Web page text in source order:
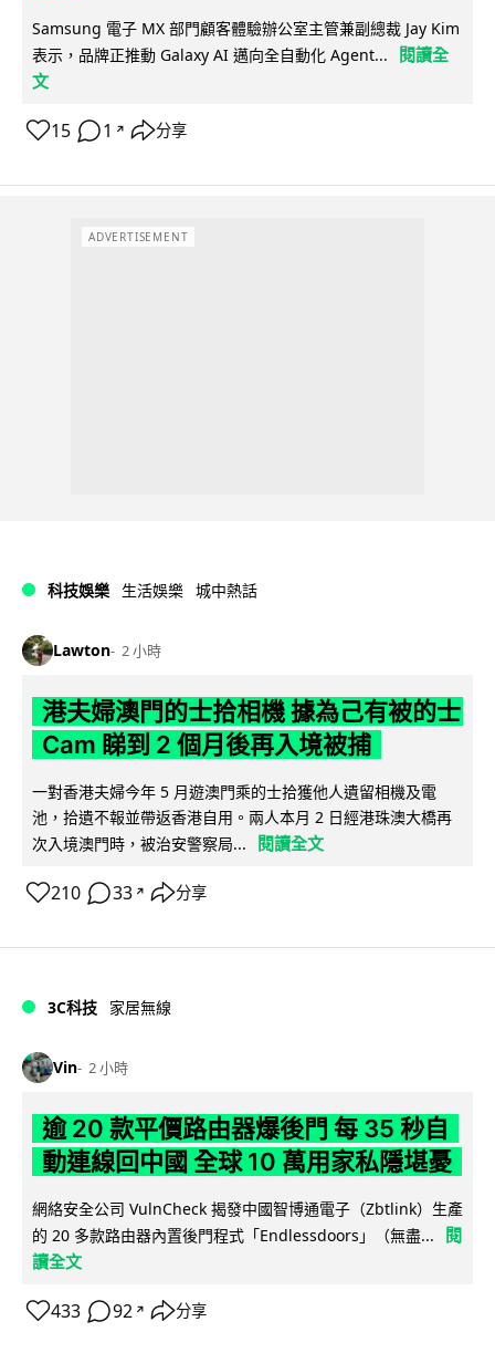
Samsung 電子 MX 部門顧客體驗辦公室主管兼副總裁 Jay Kim
表示，品牌正推動 Galaxy AI 邁向全自動化 Agent...
閱讀全
文
15 1 ↗ 分享
ADVERTISEMENT
科技娛樂 生活娛樂 城中熱話
Lawton 2 小時
港夫婦澳門的士拾相機 據為己有被的士
Cam 睇到 2 個月後再入境被捕
一對香港夫婦今年 5 月遊澳門乘的士拾獲他人遺留相機及電
池，拾遺不報並帶返香港自用。兩人本月 2 日經港珠澳大橋再
次入境澳門時，被治安警察局...
閱讀全文
210 33 ↗ 分享
3C科技 家居無線
Vin 2 小時
逾 20 款平價路由器爆後門 每 35 秒自
動連線回中國 全球 10 萬用家私隱堪憂
網絡安全公司 VulnCheck 揭發中國智博通電子（Zbtlink）生產
的 20 多款路由器內置後門程式「Endlessdoors」（無盡...
閱
讀全文
433 92 ↗ 分享